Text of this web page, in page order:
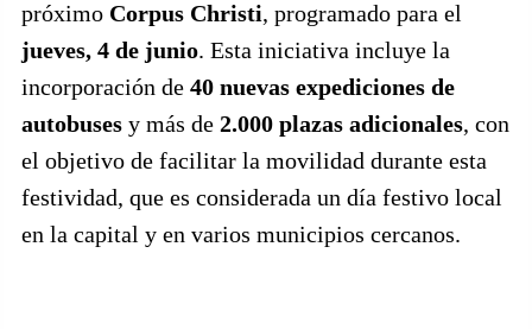
próximo Corpus Christi, programado para el
jueves, 4 de junio. Esta iniciativa incluye la
incorporación de 40 nuevas expediciones de
autobuses y más de 2.000 plazas adicionales, con
el objetivo de facilitar la movilidad durante esta
festividad, que es considerada un día festivo local
en la capital y en varios municipios cercanos.